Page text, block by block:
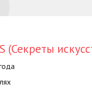
(Секреты